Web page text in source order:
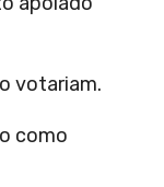
votariam.
como